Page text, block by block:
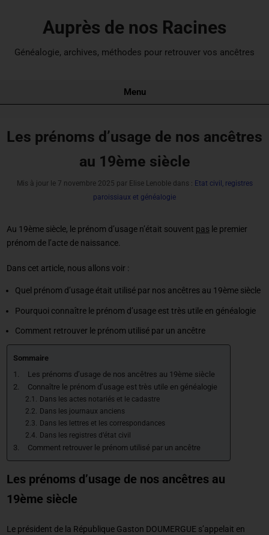
Auprès de nos Racines
Généalogie, archives, méthodes pour retrouver vos ancêtres
Menu
Les prénoms d’usage de nos ancêtres
au 19ème siècle
Mis à jour le 7 novembre 2025 par Elise Lenoble dans : Etat civil, registres
paroissiaux et généalogie
Au 19ème siècle, le prénom d’usage n’était souvent pasle premier
prénom de l’acte de naissance.
Dans cet article, nous allons voir :
Quel prénom d’usage était utilisé par nos ancêtres au 19ème siècle
Pourquoi connaître le prénom d’usage est très utile en généalogie
Comment retrouver le prénom utilisé par un ancêtre
Sommaire
Les prénoms d’usage de nos ancêtres au 19ème siècle
Connaître le prénom d’usage est très utile en généalogie
Dans les actes notariés et le cadastre
Dans les journaux anciens
Dans les lettres et les correspondances
Dans les registres d’état civil
Comment retrouver le prénom utilisé par un ancêtre
Les prénoms d’usage de nos ancêtres au
19ème siècle
Le président de la République Gaston DOUMERGUE s’appelait en